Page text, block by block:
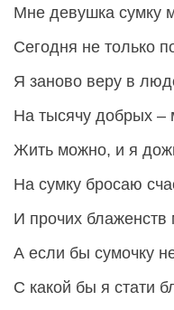
Мне девушка сумку
Сегодня не только
Я заново веру в
На тысячу добрых –
Жить можно, и я
На сумку бросаю
И прочих блаженств
А если бы сумочку
С какой бы я стати